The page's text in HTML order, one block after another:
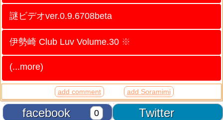
謎ビデオver.0.9.6708beta
伊勢崎 Club Luv Volume.30 ※
(...more)
add comment add Soramimi
Twitter
facebook 0